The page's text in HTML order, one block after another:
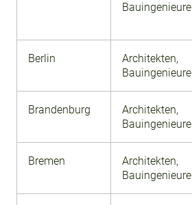
Bauingenieure
Berlin
Architekten,
Bauingenieure
Brandenburg
Architekten,
Bauingenieure
Bremen
Architekten,
Bauingenieure